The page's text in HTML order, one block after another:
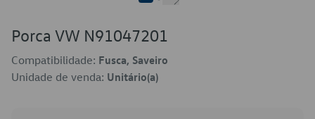
Porca VW N91047201
Compatibilidade: Fusca, Saveiro
Unidade de venda: Unitário(a)